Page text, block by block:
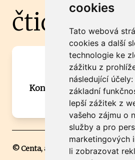
cookies
Tato webová
cookies a další
technologie ke
zážitku z
následující účely:
základní
lepší zážitek z
vašeho zájmu o
služby a pro
marketingových
li zobrazovat
čtidoma.cz
Máte zajímavou
Kontaktujte šéfredaktora
© Centa, a.s.